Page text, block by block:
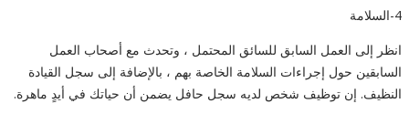
4-السلامة
انظر إلى العمل السابق للسائق المحتمل ، وتحدث مع أصحاب العمل
السابقين حول إجراءات السلامة الخاصة بهم ، بالإضافة إلى سجل القيادة
النظيف. إن توظيف شخص لديه سجل حافل يضمن أن حياتك في أيدٍ ماهرة.